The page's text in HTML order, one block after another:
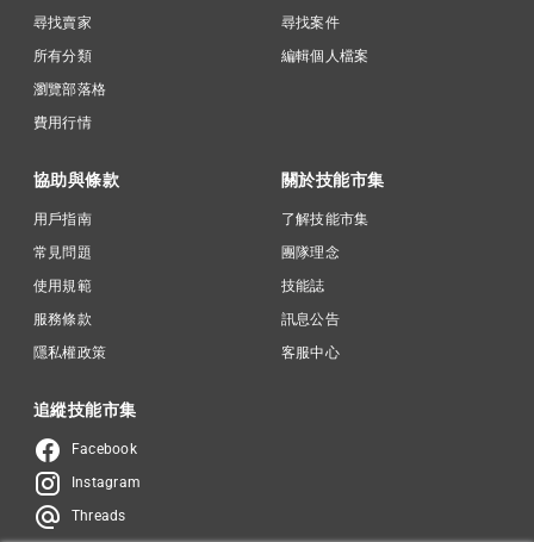
尋找賣家
所有分類
瀏覽部落格
費用行情
尋找案件
編輯個人檔案
協助與條款
用戶指南
常見問題
使用規範
服務條款
隱私權政策
關於技能市集
了解技能市集
團隊理念
技能誌
訊息公告
客服中心
追縱技能市集
Facebook
Instagram
Threads